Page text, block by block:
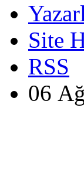
Site
RSS
06